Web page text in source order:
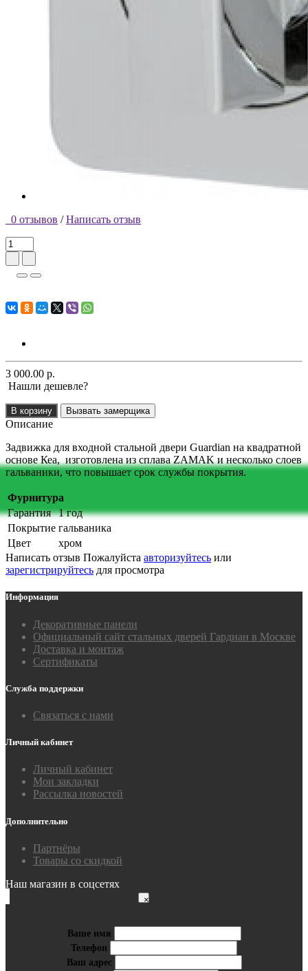
0 отзывов / Написать отзыв
3 000.00 р.
Нашли дешевле?
В корзину Вызвать замерщика
Описание
Задвижка для входной стальной двери Guardian на квадратной
основе Кеа, изготовлена из сплава ZAMAK и несколько слоев
гальваники, что повышает срок службы покрытия.
Фурнитура
Гарантия
1 год
Покрытие гальваника
Цвет
хром
Написать отзыв Пожалуйста авторизуйтесь или
зарегистрируйтесь для просмотра
Информация
Декоративные панели
Официальный сайт стальных дверей Гардиан в Москве
Доставка и монтаж
Сертификаты
Служба поддержки
Связаться с нами
Личный кабинет
Личный кабинет
Мои закладки
Рассылка новостей
Дополнительно
Партнёры
Товары со скидкой
Наш магазин в соцсетях
×
Ваше имя
Телефон
Ваш адрес